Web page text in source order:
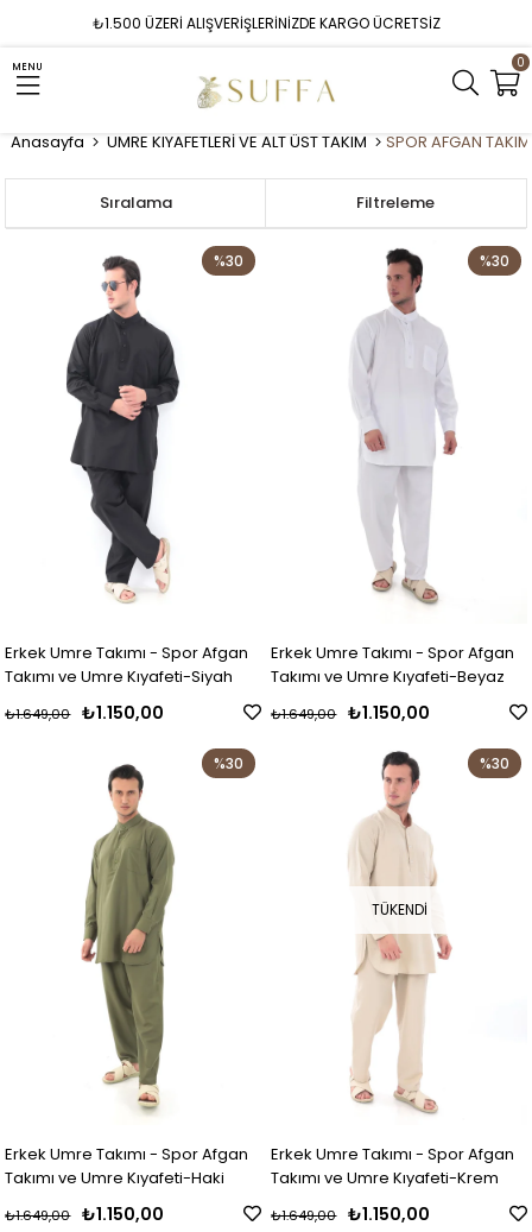
₺1.500 ÜZERİ ALIŞVERİŞLERİNİZDE KARGO ÜCRETSİZ
MENU 0
Anasayfa UMRE KIYAFETLERİ VE ALT ÜST TAKIM SPOR AFGAN TAKIM
Filtreleme
Sıralama
Erkek Umre Takımı - Spor Afgan
Takımı ve Umre Kıyafeti-Siyah
₺1.150,00
₺1.649,00
%30
Erkek Umre Takımı - Spor Afgan
Takımı ve Umre Kıyafeti-Beyaz
₺1.150,00
₺1.649,00
%30
Erkek Umre Takımı - Spor Afgan
Takımı ve Umre Kıyafeti-Haki
₺1.150,00
₺1.649,00
%30
TÜKENDI
Erkek Umre Takımı - Spor Afgan
Takımı ve Umre Kıyafeti-Krem
₺1.150,00
₺1.649,00
%30